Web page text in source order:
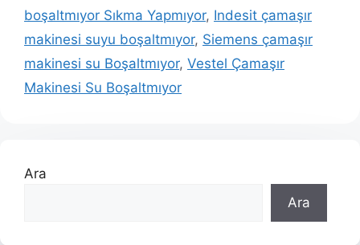
boşaltmıyor Sıkma Yapmıyor, Indesit çamaşır
makinesi suyu boşaltmıyor, Siemens çamaşır
makinesi su Boşaltmıyor, Vestel Çamaşır
Makinesi Su Boşaltmıyor
Ara
Ara